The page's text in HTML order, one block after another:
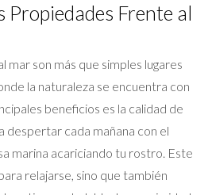
Propiedades Frente al
mar son más que simples lugares
la naturaleza se encuentra con
beneficios es la calidad de
despertar cada mañana con el
marina acariciando tu rostro. Este
relajarse, sino que también